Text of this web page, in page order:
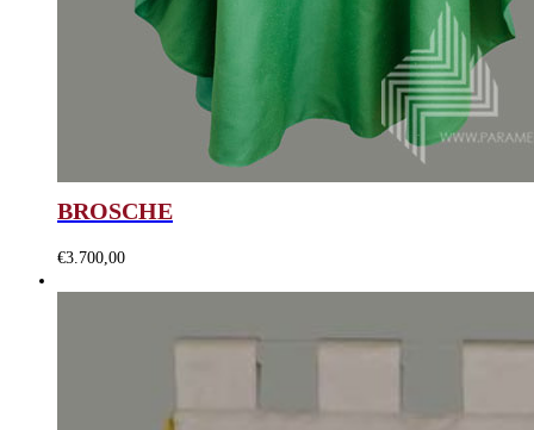
BROSCHE
€3.700,00